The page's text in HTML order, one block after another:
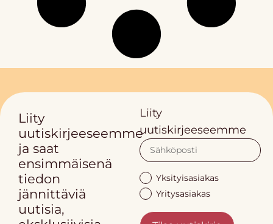
Liity
uutiskirjeeseemme
ja saat
ensimmäisenä
tiedon
jännittäviä
uutisia,
Liity
uutiskirjeeseemme
Yksityisasiakas
Yritysasiakas